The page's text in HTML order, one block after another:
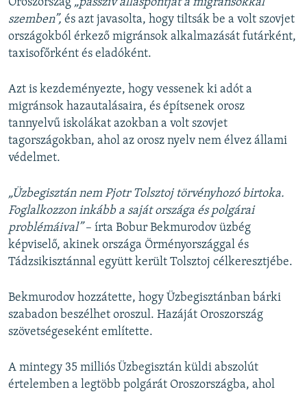
szemben”, és azt javasolta, hogy tiltsák be a volt szovjet
országokból érkező migránsok alkalmazását futárként,
taxisofőrként és eladóként.
Azt is kezdeményezte, hogy vessenek ki adót a
migránsok hazautalásaira, és építsenek orosz
tannyelvű iskolákat azokban a volt szovjet
tagországokban, ahol az orosz nyelv nem élvez állami
védelmet.
„Üzbegisztán nem Pjotr Tolsztoj törvényhozó birtoka.
Foglalkozzon inkább a saját országa és polgárai
problémáival”– írta Bobur Bekmurodov üzbég
képviselő, akinek országa Örményországgal és
Tádzsikisztánnal együtt került Tolsztoj célkeresztjébe.
Bekmurodov hozzátette, hogy Üzbegisztánban bárki
szabadon beszélhet oroszul. Hazáját Oroszország
szövetségeseként említette.
A mintegy 35 milliós Üzbegisztán küldi abszolút
értelemben a legtöbb polgárát Oroszországba, ahol